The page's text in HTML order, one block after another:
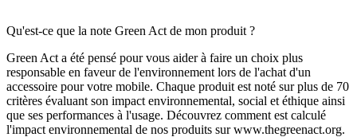
Qu'est-ce que la note Green Act de mon produit ?
Green Act a été pensé pour vous aider à faire un choix plus
responsable en faveur de l'environnement lors de l'achat d'un
accessoire pour votre mobile. Chaque produit est noté sur plus de 70
critères évaluant son impact environnemental, social et éthique ainsi
que ses performances à l'usage. Découvrez comment est calculé
l'impact environnemental de nos produits sur www.thegreenact.org.